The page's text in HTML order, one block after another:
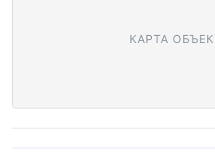
КАРТА